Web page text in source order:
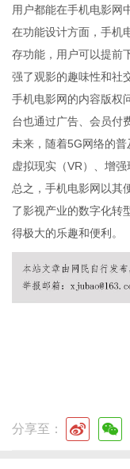
用户都能在手机电影网
在功能设计方面，手机
存功能，用户可以提前
强了观影的趣味性和社
手机电影网的内容版权
台也通过广告、会员付
未来，随着5G网络的
虚拟现实（VR）、增
总之，手机电影网以其
了影视产业的数字化转
得极大的乐趣和便利。
分享至：